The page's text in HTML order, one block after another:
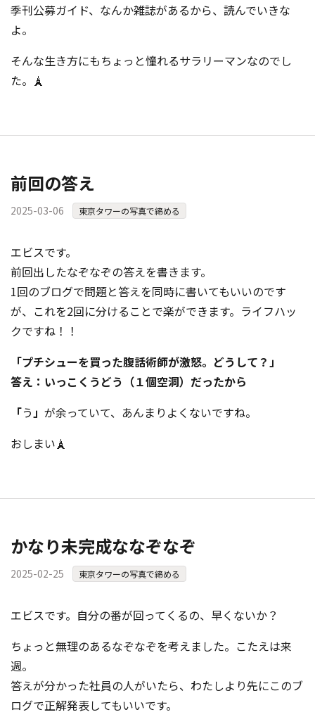
季刊公募ガイド、なんか雑誌があるから、読んでいきな
よ。
そんな生き方にもちょっと憧れるサラリーマンなのでし
た。🗼
前回の答え
2025-03-06 東京タワーの写真で締める
エビスです。
前回出したなぞなぞの答えを書きます。
1回のブログで問題と答えを同時に書いてもいいのです
が、これを2回に分けることで楽ができます。ライフハッ
クですね！！
「プチシューを買った腹話術師が激怒。どうして？」
答え：いっこくうどう（１個空洞）だったから
「う」 が余っていて、あんまりよくないですね。
おしまい🗼
かなり未完成ななぞなぞ
2025-02-25 東京タワーの写真で締める
エビスです。自分の番が回ってくるの、早くないか？
ちょっと無理のあるなぞなぞを考えました。こたえは来
週。
答えが分かった社員の人がいたら、わたしより先にこのブ
ログで正解発表してもいいです。